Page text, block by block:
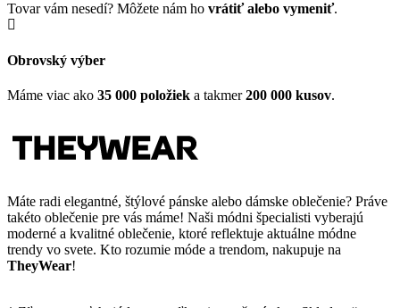
Tovar vám nesedí? Môžete nám ho vrátiť alebo vymeniť.
Obrovský výber
Máme viac ako 35 000 položiek a takmer200 000 kusov.
Máte radi elegantné, štýlové pánske alebo dámske oblečenie? Práve
takéto oblečenie pre vás máme! Naši módni špecialisti vyberajú
moderné a kvalitné oblečenie, ktoré reflektuje aktuálne módne
trendy vo svete. Kto rozumie móde a trendom, nakupuje na
TheyWear!